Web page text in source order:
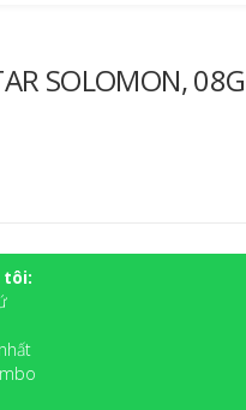
SOLOMON,
tôi: